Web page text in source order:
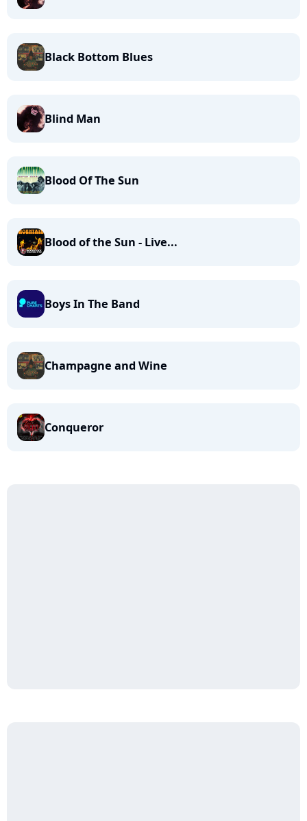
Black Bottom Blues
Blind Man
Blood Of The Sun
Blood of the Sun - Live...
Boys In The Band
Champagne and Wine
Conqueror